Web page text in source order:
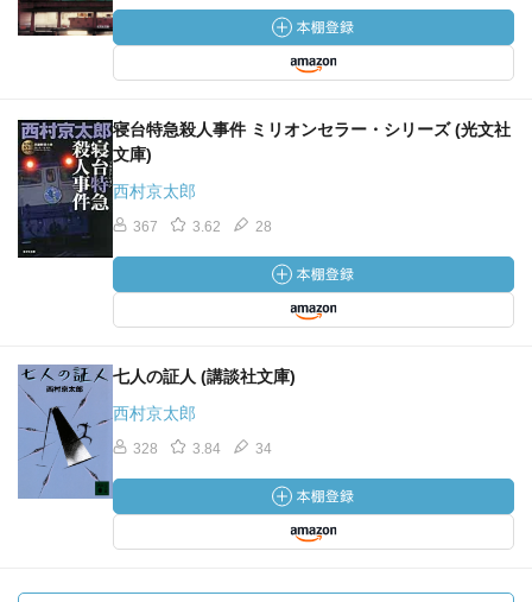
寝台特急殺人事件 ミリオンセラー・シリーズ (光文社
文庫)
西村京太郎
367 3.62 28
七人の証人 (講談社文庫)
西村京太郎
328 3.84 34